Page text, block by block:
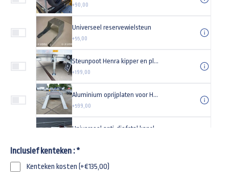
+90,00
Universeel reservewielsteun
+55,00
Steunpoot Henra kipper en plateauwagen (set)
+199,00
Aluminium oprijplaten voor Henra plateauwagen
+599,00
Inclusief kenteken :*
Kenteken kosten (+€135,00)